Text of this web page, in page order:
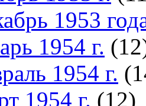
1953
1954 г.
1954 г.
1954 г. (12)